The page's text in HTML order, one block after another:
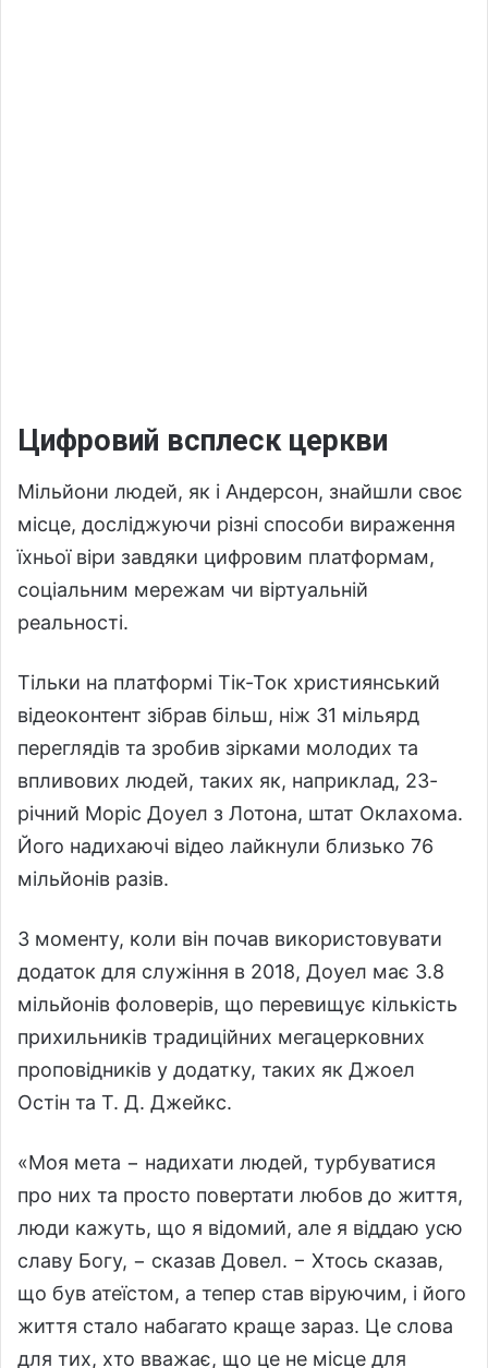
Цифровий всплеск церкви
Мільйони людей, як і Андерсон, знайшли своє
місце, досліджуючи різні способи вираження
їхньої віри завдяки цифровим платформам,
соціальним мережам чи віртуальній
реальності.
Тільки на платформі Тік-Ток християнський
відеоконтент зібрав більш, ніж 31 мільярд
переглядів та зробив зірками молодих та
впливових людей, таких як, наприклад, 23-
річний Моріс Доуел з Лотона, штат Оклахома.
Його надихаючі відео лайкнули близько 76
мільйонів разів.
З моменту, коли він почав використовувати
додаток для служіння в 2018, Доуел має 3.8
мільйонів фоловерів, що перевищує кількість
прихильників традиційних мегацерковних
проповідників у додатку, таких як Джоел
Остін та Т. Д. Джейкс.
«Моя мета − надихати людей, турбуватися
про них та просто повертати любов до життя,
люди кажуть, що я відомий, але я віддаю усю
славу Богу, − сказав Довел. − Хтось сказав,
що був атеїстом, а тепер став віруючим, і його
життя стало набагато краще зараз. Це слова
для тих, хто вважає, що це не місце для